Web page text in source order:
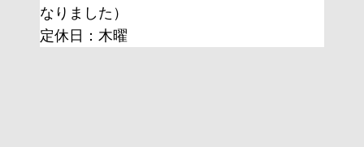
なりました）
定休日：木曜